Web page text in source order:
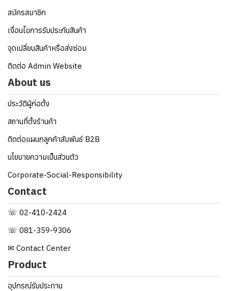
สมัครสมาชิก
เงื่อนไขการรับประกันสินค้า
จุดเปลี่ยนสินค้าหรือส่งซ่อม
ติดต่อ Admin Website
About us
ประวัติผู้ก่อตั้ง
สถานที่ตั้งร้านค้า
ติดต่อแผนกลูกค้าสัมพันธ์ B2B
นโยบายความเป็นส่วนตัว
Corporate-Social-Responsibility
Contact
☏ 02-410-2424
☏ 081-359-9306
✉ Contact Center
Product
อุปกรณ์รับประทาน